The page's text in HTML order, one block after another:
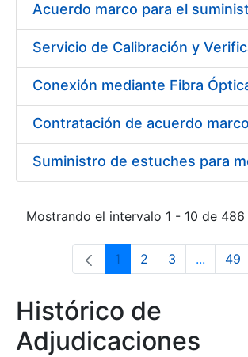
Mostrando el intervalo 1 - 10 de 486
Página
1 Página
2 Página
3 ... 49
Histórico de
Adjudicaciones